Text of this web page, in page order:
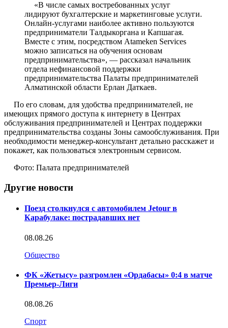
«В числе самых востребованных услуг
лидируют бухгалтерские и маркетинговые услуги.
Онлайн-услугами наиболее активно пользуются
предприниматели Талдыкоргана и Капшагая.
Вместе с этим, посредством Atameken Services
можно записаться на обучения основам
предпринимательства», — рассказал начальник
отдела нефинансовой поддержки
предпринимательства Палаты предпринимателей
Алматинской области Ерлан Даткаев.
По его словам, для удобства предпринимателей, не
имеющих прямого доступа к интернету в Центрах
обслуживания предпринимателей и Центрах поддержки
предпринимательства созданы Зоны самообслуживания. При
необходимости менеджер-консультант детально расскажет и
покажет, как пользоваться электронным сервисом.
Фото: Палата предпринимателей
Другие новости
Поезд столкнулся с автомобилем Jetour в
Карабулаке: пострадавших нет
08.08.26
Общество
ФК «Жетысу» разгромлен «Ордабасы» 0:4 в матче
Премьер-Лиги
08.08.26
Спорт